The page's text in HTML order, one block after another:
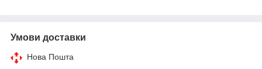
Умови доставки
Нова Пошта